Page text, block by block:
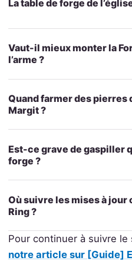
La table de forge de
Vaut-il mieux monter la
l’arme ?
Quand farmer des pierres
Margit ?
Est-ce grave de gaspiller
forge ?
Où suivre les mises à jour
Ring ?
Pour continuer à suivre
notre article sur [Guide]